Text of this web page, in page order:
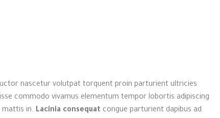
nascetur volutpat torquent proin parturient ultricies
commodo vivamus elementum tempor lobortis adipiscing
mattis in. Lacinia consequat congue parturient dapibus ad